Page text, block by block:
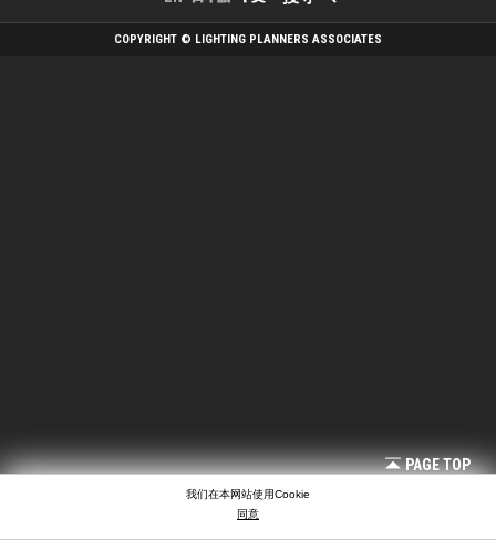
PAGE TOP
COPYRIGHT © LIGHTING PLANNERS ASSOCIATES
我们在本网站使用Cookie
同意